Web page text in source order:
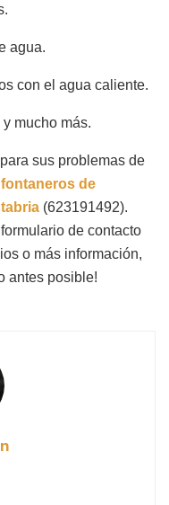
agua.
con el agua caliente.
mucho más.
sus problemas de
fontaneros de
(623191492).
de contacto
o más información,
antes posible!